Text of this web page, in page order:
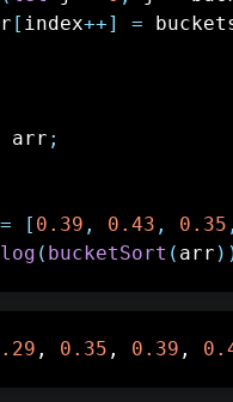
[ index++] =
arr ;
= [ 0.39 , 0.43 , 0.35 ,
log ( bucketSort ( arr )
, 0.35 , 0.39 ,